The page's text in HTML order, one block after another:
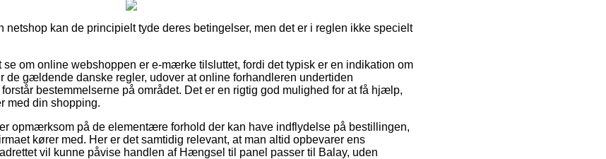
netshop kan de principielt tyde deres betingelser, men det er i reglen ikke specielt
om online webshoppen er e-mærke tilsluttet, fordi det typisk er en indikation om
de gældende danske regler, udover at online forhandleren undertiden
bestemmelserne på området. Det er en rigtig god mulighed for at få hjælp,
med din shopping.
opmærksom på de elementære forhold der kan have indflydelse på bestillingen,
kører med. Her er det samtidig relevant, at man altid opbevarer ens
vil kunne påvise handlen af Hængsel til panel passer til Balay, uden